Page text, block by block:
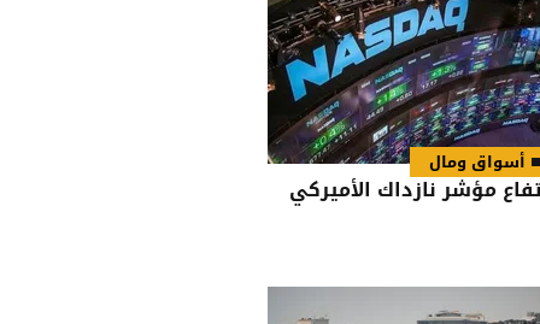
أسواق ومال
مؤشر نازداك الأميركي